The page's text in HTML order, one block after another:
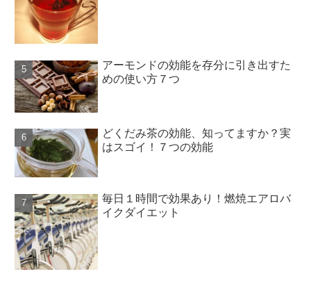
アーモンドの効能を存分に引き出すた
めの使い方７つ
どくだみ茶の効能、知ってますか？実
はスゴイ！７つの効能
毎日１時間で効果あり！燃焼エアロバ
イクダイエット